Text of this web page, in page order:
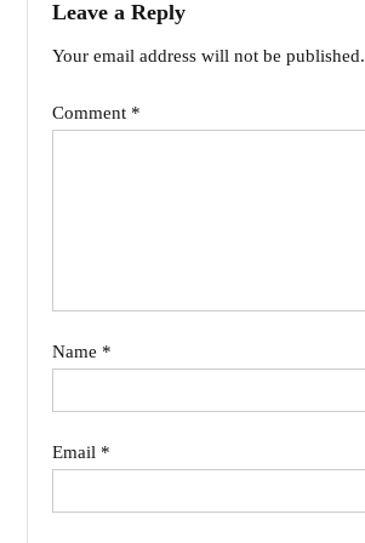
Leave a Reply
Your email address will not be published.
Comment *
Name *
Email *